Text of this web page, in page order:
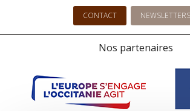
CONTACT NEWSLETTERS
Nos partenaires